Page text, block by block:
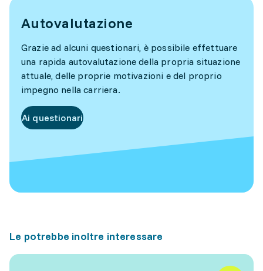
Autovalutazione
Grazie ad alcuni questionari, è possibile effettuare
una rapida autovalutazione della propria situazione
attuale, delle proprie motivazioni e del proprio
impegno nella carriera.
Ai questionari
Le potrebbe inoltre interessare